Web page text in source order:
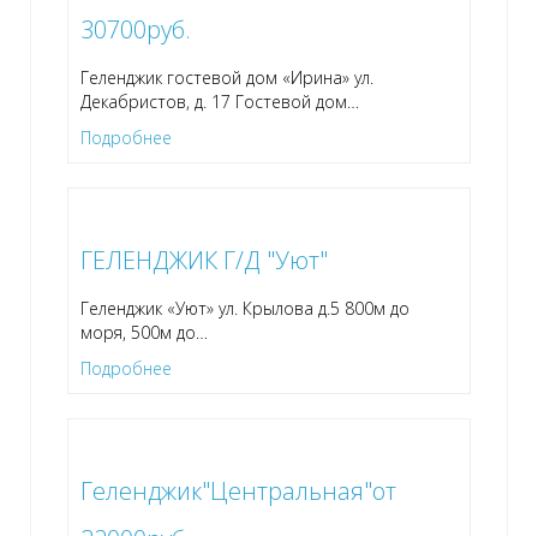
30700руб.
Геленджик гостевой дом «Ирина» ул.
Декабристов, д. 17 Гостевой дом…
Подробнее
ГЕЛЕНДЖИК Г/Д "Уют"
Геленджик «Уют» ул. Крылова д.5 800м до
моря, 500м до…
Подробнее
Геленджик"Центральная"от